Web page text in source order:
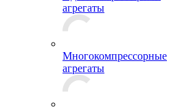
агрегаты
Многокомпрессорные
агрегаты